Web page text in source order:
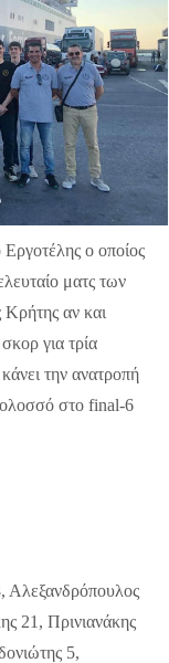
ο οποίος
ματς των
αν και
για τρία
την ανατροπή
στο final-6
Αλεξανδρόπουλος
21, Πρινιανάκης
5,